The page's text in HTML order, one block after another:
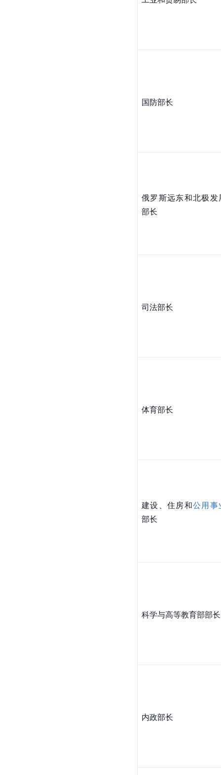
国防部长
俄罗斯远东和北极发
部长
司法部长
体育部长
建设、住房和公用事
部长
科学与高等教育部部长
内政部长